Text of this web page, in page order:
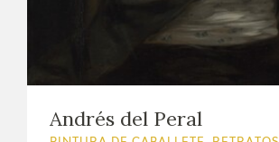
Andrés del Peral